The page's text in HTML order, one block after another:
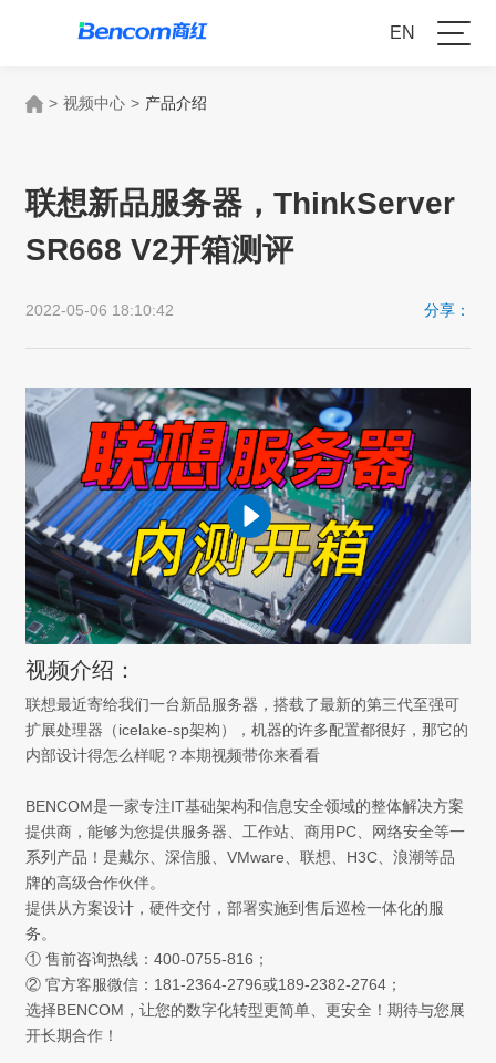
EN
> 视频中心 > 产品介绍
联想新品服务器，ThinkServer
SR668 V2开箱测评
2022-05-06 18:10:42 分享：
视频介绍：
联想最近寄给我们一台新品服务器，搭载了最新的第三代至强可
扩展处理器（icelake-sp架构），机器的许多配置都很好，那它的
内部设计得怎么样呢？本期视频带你来看看
BENCOM是一家专注IT基础架构和信息安全领域的整体解决方案
提供商，能够为您提供服务器、工作站、商用PC、网络安全等一
系列产品！是戴尔、深信服、VMware、联想、H3C、浪潮等品
牌的高级合作伙伴。
提供从方案设计，硬件交付，部署实施到售后巡检一体化的服
务。
① 售前咨询热线：400-0755-816；
② 官方客服微信：181-2364-2796或189-2382-2764；
选择BENCOM，让您的数字化转型更简单、更安全！期待与您展
开长期合作！